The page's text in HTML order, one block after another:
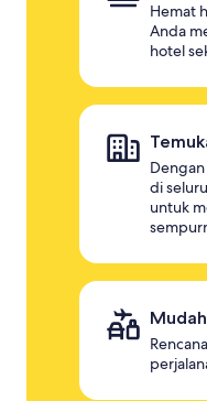
Hemat
Anda
hotel
di
untuk
Mudah